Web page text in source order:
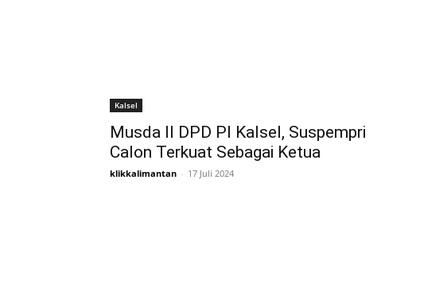
Kalsel
Musda II DPD PI Kalsel, Suspempri
Calon Terkuat Sebagai Ketua
klikkalimantan - 17 Juli 2024